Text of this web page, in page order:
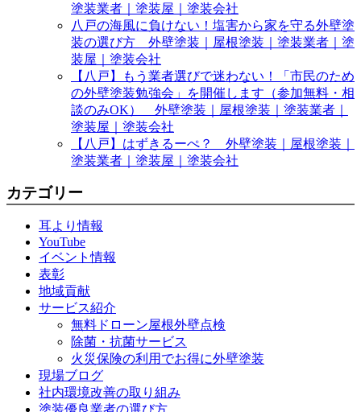
塗装業者｜塗装屋｜塗装会社
八戸の海風に負けない！塩害から家を守る外壁塗
装の選び方 外壁塗装｜屋根塗装｜塗装業者｜塗
装屋｜塗装会社
【八戸】もう業者選びで迷わない！「市民のため
の外壁塗装勉強会」を開催します（参加無料・相
談のみOK） 外壁塗装｜屋根塗装｜塗装業者｜
塗装屋｜塗装会社
【八戸】はずきるーぺ？ 外壁塗装｜屋根塗装｜
塗装業者｜塗装屋｜塗装会社
カテゴリー
耳より情報
YouTube
イベント情報
表彰
地域貢献
サービス紹介
無料ドローン屋根外壁点検
除菌・抗菌サービス
火災保険の利用でお得に外壁塗装
現場ブログ
社内環境改善の取り組み
塗装優良業者の選び方